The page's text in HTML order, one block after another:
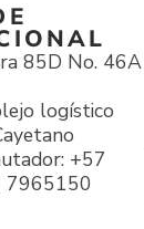
85D No. 46A
logístico
+57
7965150